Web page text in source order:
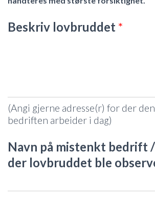
Beskriv lovbruddet *
(Angi gjerne adresse(r) for der
bedriften arbeider i dag)
Navn på mistenkt bedrift
der lovbruddet ble